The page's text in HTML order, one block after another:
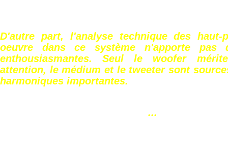
D'autre part, l'analyse technique des haut-
oeuvre dans ce système n'apporte pas
enthousiasmantes. Seul le woofer
attention, le médium et le tweeter sont
harmoniques importantes.
...